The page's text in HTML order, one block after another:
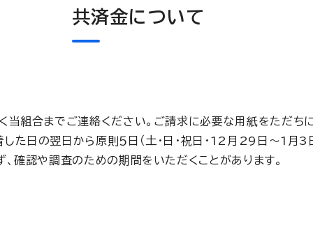
共済金について
当組合までご連絡ください。ご請求に必要な用紙をただち
た日の翌日から原則５日（土・日・祝日・12月29日～1月3
確認や調査のための期間をいただくことがあります。